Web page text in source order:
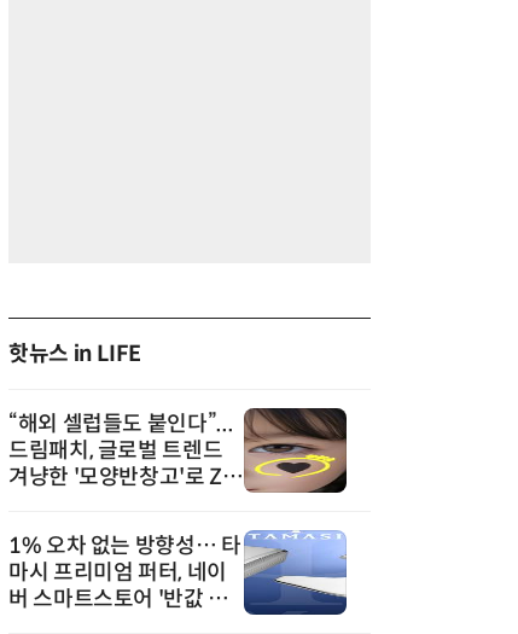
핫뉴스 in LIFE
“해외 셀럽들도 붙인다”...
드림패치, 글로벌 트렌드
겨냥한 '모양반창고'로 Z세
1% 오차 없는 방향성… 타
마시 프리미엄 퍼터, 네이
버 스마트스토어 '반값 할